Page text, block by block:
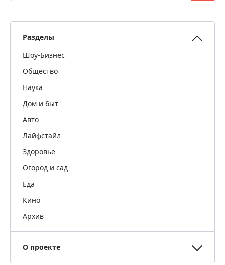
Разделы
Шоу-Бизнес
Общество
Наука
Дом и быт
Авто
Лайфстайл
Здоровье
Огород и сад
Еда
Кино
Архив
О проекте